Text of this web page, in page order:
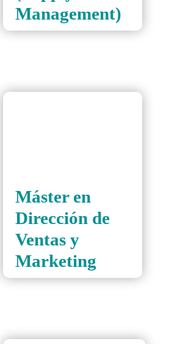
Management)
Máster en
Dirección de
Ventas y
Marketing